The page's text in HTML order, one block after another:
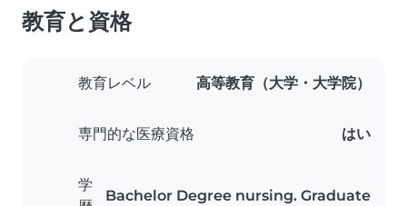
教育と資格
教育レベル 高等教育（大学・大学院）
専門的な医療資格 はい
学
Bachelor Degree nursing. Graduate